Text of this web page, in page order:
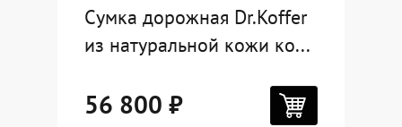
Сумка дорожная Dr.Koffer
из натуральной кожи ко...
56 800 ₽